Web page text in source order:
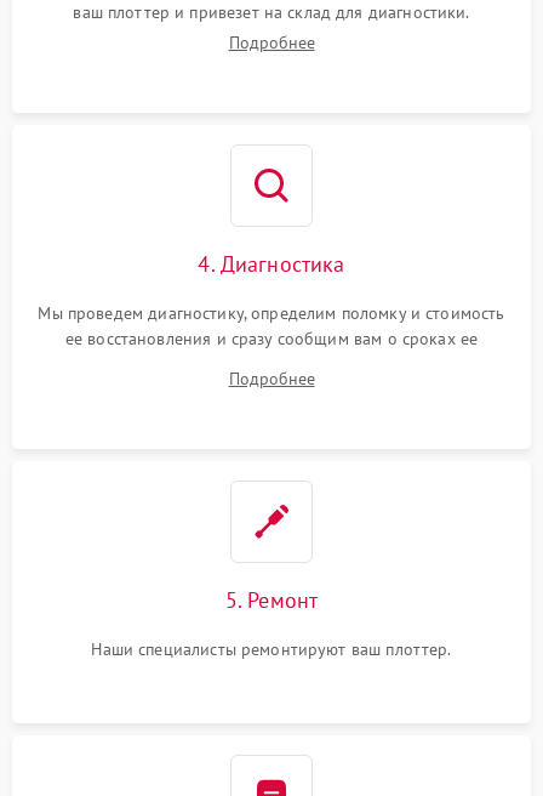
ваш плоттер и привезет на склад для диагностики.
Подробнее
4. Диагностика
Мы проведем диагностику, определим поломку и стоимость
ее восстановления и сразу сообщим вам о сроках ее
Подробнее
5. Ремонт
Наши специалисты ремонтируют ваш плоттер.